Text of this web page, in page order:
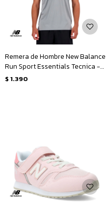
Remera de Hombre New Balance
Run Sport Essentials Tecnica -
Gris
$ 1.390